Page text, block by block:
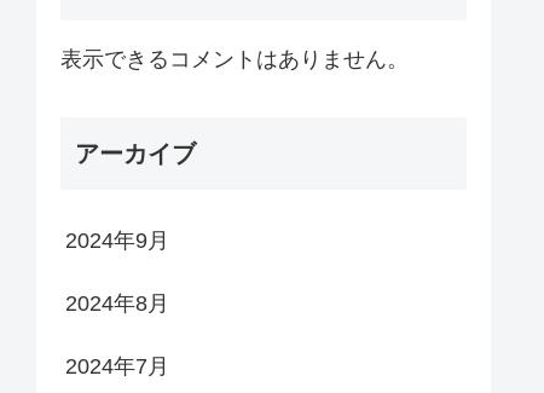
表示できるコメントはありません。
アーカイブ
2024年9月
2024年8月
2024年7月